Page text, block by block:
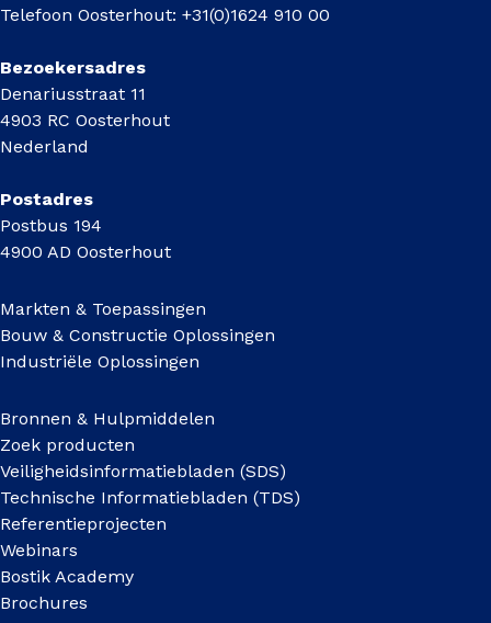
Telefoon Oosterhout: +31(0)1624 910 00
Bezoekersadres
Denariusstraat 11
4903 RC Oosterhout
Nederland
Postadres
Postbus 194
4900 AD Oosterhout
Markten & Toepassingen
Bouw & Constructie Oplossingen
Industriële Oplossingen
Bronnen & Hulpmiddelen
Zoek producten
Veiligheidsinformatiebladen (SDS)
Technische Informatiebladen (TDS)
Referentieprojecten
Webinars
Bostik Academy
Brochures